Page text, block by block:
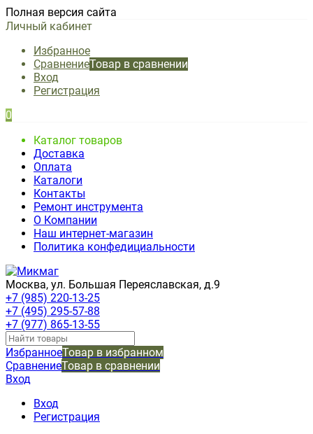
Полная версия сайта
Личный кабинет
Избранное
СравнениеТовар в сравнении
Вход
Регистрация
0
Каталог товаров
Доставка
Оплата
Каталоги
Контакты
Ремонт инструмента
О Компании
Наш интернет-магазин
Политика конфедициальности
Москва, ул. Большая Переяславская, д.9
+7 (985) 220-13-25
+7 (495) 295-57-88
+7 (977) 865-13-55
ИзбранноеТовар в избранном
СравнениеТовар в сравнении
Вход
Вход
Регистрация